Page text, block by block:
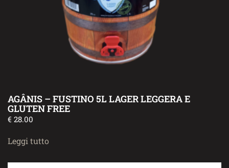
AGÂNIS – FUSTINO 5L LAGER LEGGERA E
GLUTEN FREE
€ 28.00
Leggi tutto